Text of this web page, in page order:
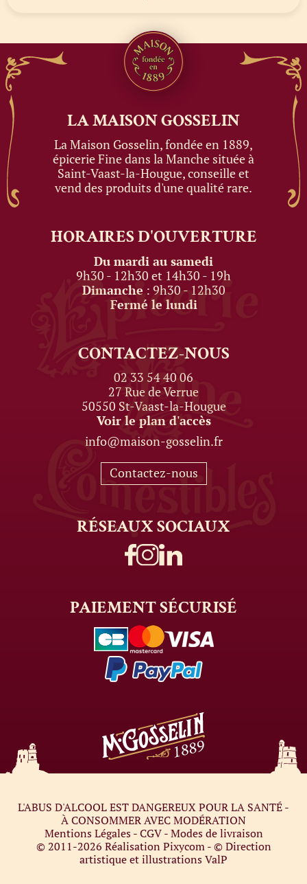
LA MAISONGOSSELIN
La Maison Gosselin, fondée en 1889,
épicerie Fine dans la Manche située à
Saint-Vaast-la-Hougue, conseille et
vend des produits d'une qualité rare.
HORAIRESD'OUVERTURE
Du mardi au samedi
9h30 - 12h30 et 14h30 - 19h
Dimanche : 9h30 - 12h30
Fermé le lundi
CONTACTEZ-NOUS
02 33 54 40 06
27 Rue de Verrue
50550 St-Vaast-la-Hougue
Voir le plan d'accès
info@maison-gosselin.fr
Contactez-nous
RÉSEAUXSOCIAUX
PAIEMENTSÉCURISÉ
L'ABUS D'ALCOOL EST DANGEREUX POUR LA SANTÉ -
À CONSOMMER AVEC MODÉRATION
Mentions Légales-CGV-Modes de livraison
© 2011-2026 Réalisation Pixycom- © Direction
artistique et illustrationsValP